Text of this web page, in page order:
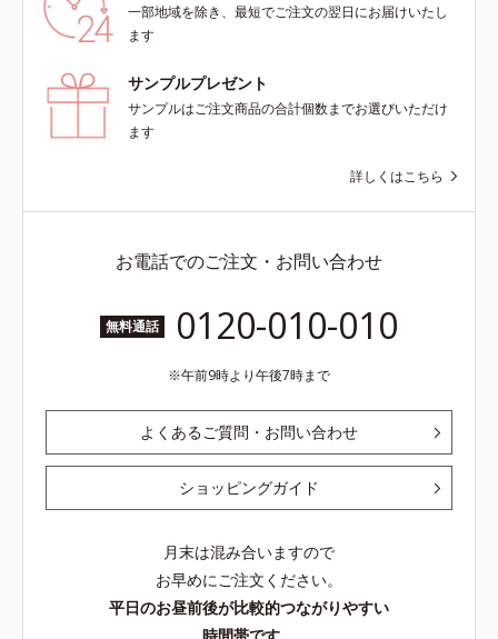
一部地域を除き、最短でご注文の翌日にお届けいたし
ます
サンプルプレゼント
サンプルはご注文商品の合計個数までお選びいただけ
ます
詳しくはこちら
お電話でのご注文・お問い合わせ
無料通話 0120-010-010
午前9時より午後7時まで
よくあるご質問・お問い合わせ
ショッピングガイド
月末は混み合いますので
お早めにご注文ください。
平日のお昼前後が比較的つながりやすい